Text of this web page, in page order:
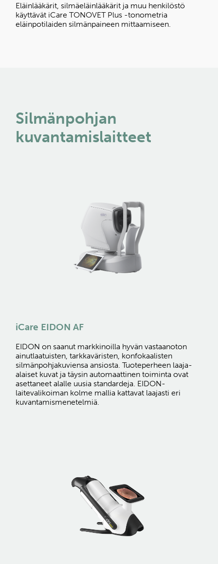
Eläinlääkärit, silmäeläinlääkärit ja muu henkilöstö
käyttävät iCare TONOVET Plus -tonometria
eläinpotilaiden silmänpaineen mittaamiseen.
Silmänpohjan
kuvantamislaitteet
iCare EIDON AF
EIDON on saanut markkinoilla hyvän vastaanoton
ainutlaatuisten, tarkkaväristen, konfokaalisten
silmänpohjakuviensa ansiosta. Tuoteperheen laaja-
alaiset kuvat ja täysin automaattinen toiminta ovat
asettaneet alalle uusia standardeja. EIDON-
laitevalikoiman kolme mallia kattavat laajasti eri
kuvantamismenetelmiä.